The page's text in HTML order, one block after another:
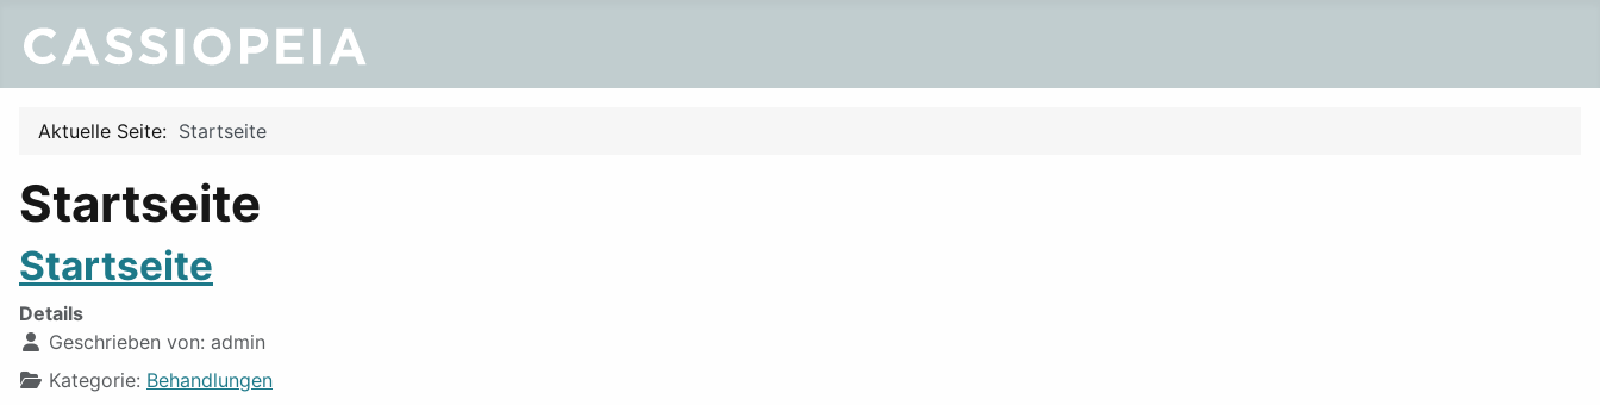
Aktuelle Seite: Startseite
Startseite
Startseite
Details
Geschrieben von: admin
Kategorie: Behandlungen